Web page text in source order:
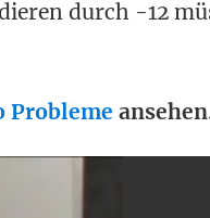
durch -12
Probleme